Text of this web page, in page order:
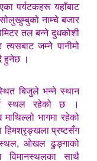
पर्यटकहरू यहाँबाट
नाम्चे बजार
तल बन्ने दुधकोशी
जम्ने पानीमो
हुनेछ ।
बिजुले भन्ने स्थान
स्थल रहेको छ ।
भागमा रहेको
हिमश्रृङ्खला प्रष्टसँग
ओखल ढुङ्गाको
विमानस्थलका साथै